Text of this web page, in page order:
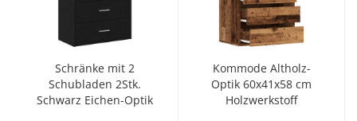
Schränke mit 2
Schubladen 2Stk.
Schwarz Eichen-Optik
Kommode Altholz-
Optik 60x41x58 cm
Holzwerkstoff